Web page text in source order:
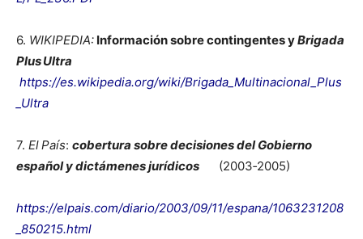
6. WIKIPEDIA: Información sobre contingentes yBrigada
Plus Ultra
https://es.wikipedia.org/wiki/Brigada_Multinacional_Plus
_Ultra
7. El País: cobertura sobre decisiones del Gobierno
español y dictámenes jurídicos (2003‑2005)
https://elpais.com/diario/2003/09/11/espana/1063231208
_850215.html